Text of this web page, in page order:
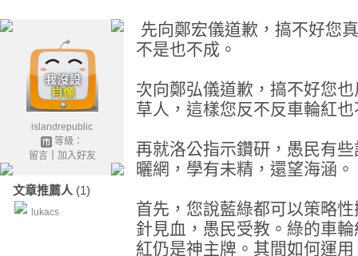
islandrepublic
等級：
留言｜ 加入好友
文章推薦人 (1)
lukacs
先向鄭宏儀道歉，搞不好您
不是也不成。
次向鄭弘儀道歉，搞不好您
草人，這樣您反不反車輪紅
再就洛公指示鑽研，愚民有
曬網，學有未精，還望海涵。
首先，您說藍綠都可以策略
針見血，愚民受教。綠的車
紅仍是神主牌。其間如何運